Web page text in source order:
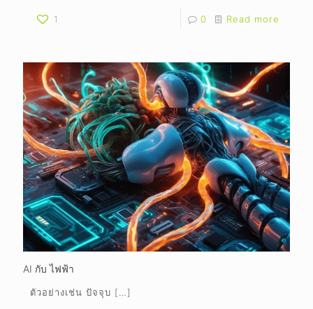
1 0 Read more
AI กับ ไฟฟ้า
ตัวอย่างเช่น ปัจจุบ […]